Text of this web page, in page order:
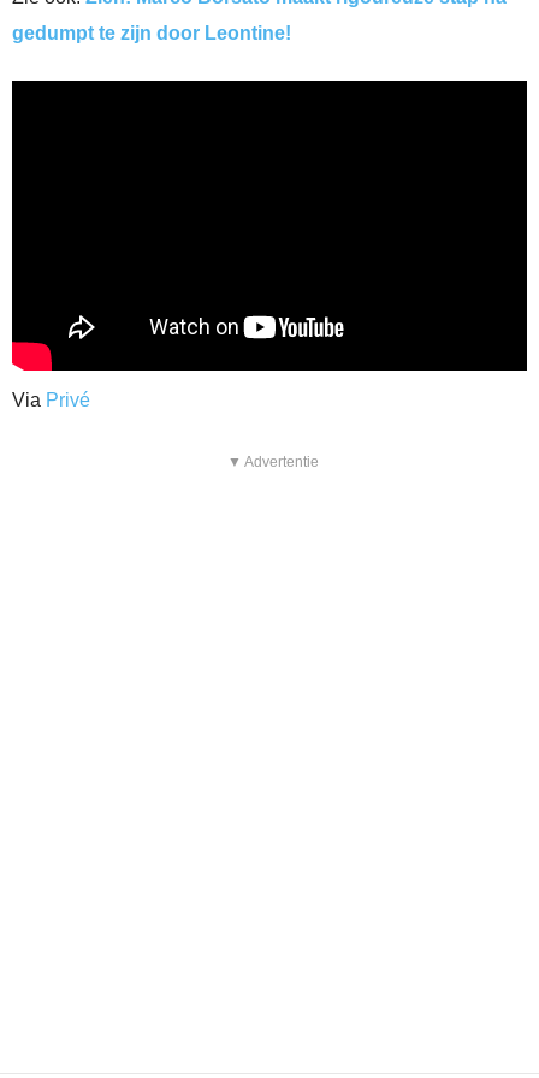
gedumpt te zijn door Leontine!
Via Privé
▼ Advertentie